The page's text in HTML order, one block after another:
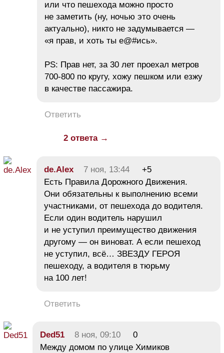
или что пешехода можно просто
не заметить (ну, ночью это очень
актуально), никто не задумывается —
«я прав, и хоть ты е@#ись».
PS: Прав нет, за 30 лет проехал метров
700-800 по кругу, хожу пешком или езжу
в качестве пассажира.
Ответить
2 ответа →
de.Alex 7 ноя, 13:44
+5
Есть Правила Дорожного Движения.
Они обязательны к выполнению всеми
участниками, от пешехода до водителя.
Если один водитель нарушил
и не уступил преимущество движения
другому — он виноват. А если пешеход
не уступил, всё… ЗВЕЗДУ ГЕРОЯ
пешеходу, а водителя в тюрьму
на 100 лет!
Ответить
Ded51 8 ноя, 09:10
0
Между домом по улице Химиков